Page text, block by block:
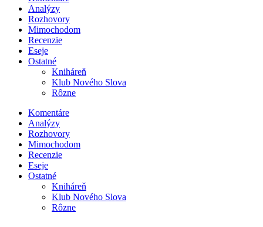
Analýzy
Rozhovory
Mimochodom
Recenzie
Eseje
Ostatné
Kniháreň
Klub Nového Slova
Rôzne
Komentáre
Analýzy
Rozhovory
Mimochodom
Recenzie
Eseje
Ostatné
Kniháreň
Klub Nového Slova
Rôzne